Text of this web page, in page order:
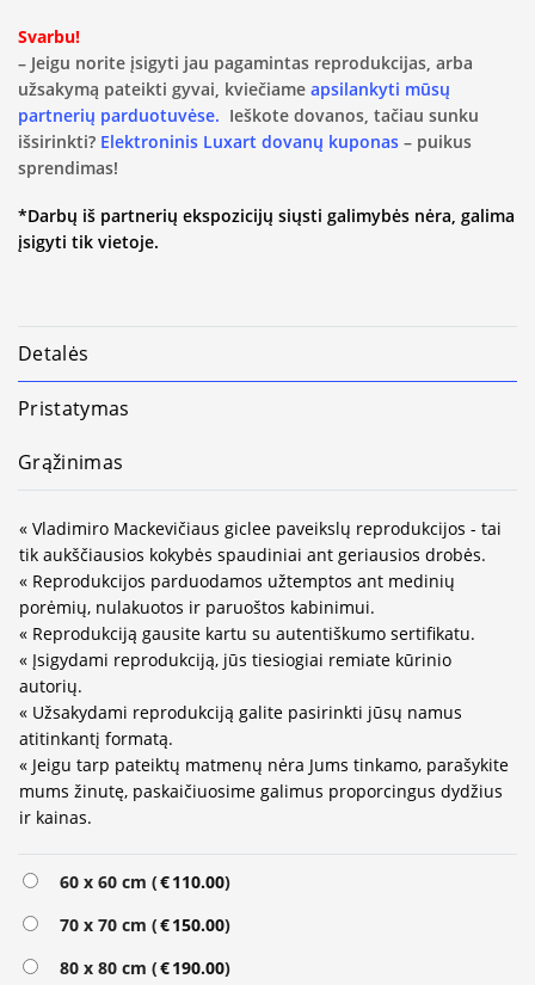
Svarbu!
– Jeigu norite įsigyti jau pagamintas reprodukcijas, arba
užsakymą pateikti gyvai, kviečiame apsilankyti mūsų
partnerių parduotuvėse. Ieškote dovanos, tačiau sunku
išsirinkti? Elektroninis Luxart dovanų kuponas – puikus
sprendimas!
*Darbų iš partnerių ekspozicijų siųsti galimybės nėra, galima
įsigyti tik vietoje.
Detalės
Pristatymas
Grąžinimas
« Vladimiro Mackevičiaus giclee paveikslų reprodukcijos - tai
tik aukščiausios kokybės spaudiniai ant geriausios drobės.
« Reprodukcijos parduodamos užtemptos ant medinių
porėmių, nulakuotos ir paruoštos kabinimui.
« Reprodukciją gausite kartu su autentiškumo sertifikatu.
« Įsigydami reprodukciją, jūs tiesiogiai remiate kūrinio
autorių.
« Užsakydami reprodukciją galite pasirinkti jūsų namus
atitinkantį formatą.
« Jeigu tarp pateiktų matmenų nėra Jums tinkamo, parašykite
mums žinutę, paskaičiuosime galimus proporcingus dydžius
ir kainas.
60 x 60 cm (€110.00)
70 x 70 cm (€150.00)
80 x 80 cm (€190.00)